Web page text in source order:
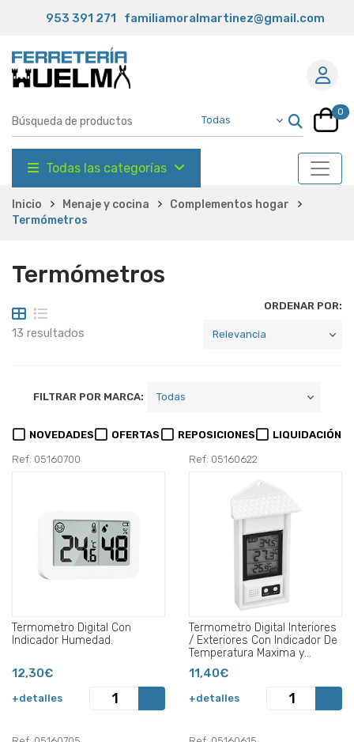
953 391 271 familiamoralmartinez@gmail.com
0
Todas las categorías
Inicio Menaje y cocina
Complementos hogar
Termómetros
Termómetros
13 resultados
ORDENAR POR:
FILTRAR POR MARCA:
NOVEDADES OFERTAS REPOSICIONES LIQUIDACIÓN
Ref: 05160700
Termometro Digital Con
Indicador Humedad.
12,30€
+detalles
Ref: 05160622
Termometro Digital Interiores
/ Exteriores Con Indicador De
Temperatura Maxima y
Minima.
11,40€
+detalles